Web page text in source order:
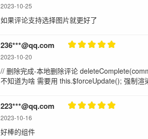
2023-10-25
如果评论支持选择图片就更好了
236***@qq.com
2023-10-20
// 删除完成-本地删除评论
不知道为啥 需要用 this.$forceUpdate(); 强制渲
223***@qq.com
2023-10-16
好棒的组件